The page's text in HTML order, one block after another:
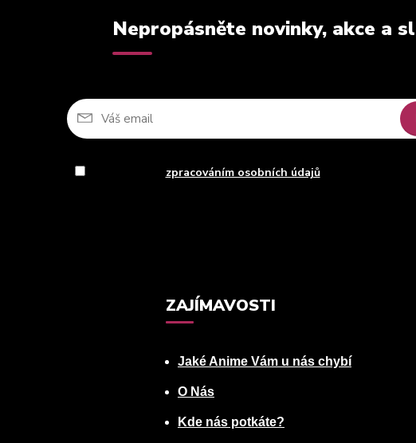
Nepropásněte novinky, akce a
zpracováním osobních údajůza účelem
ZAJÍMAVOSTI
Jaké Anime Vám u nás chybí
O Nás
Kde nás potkáte?